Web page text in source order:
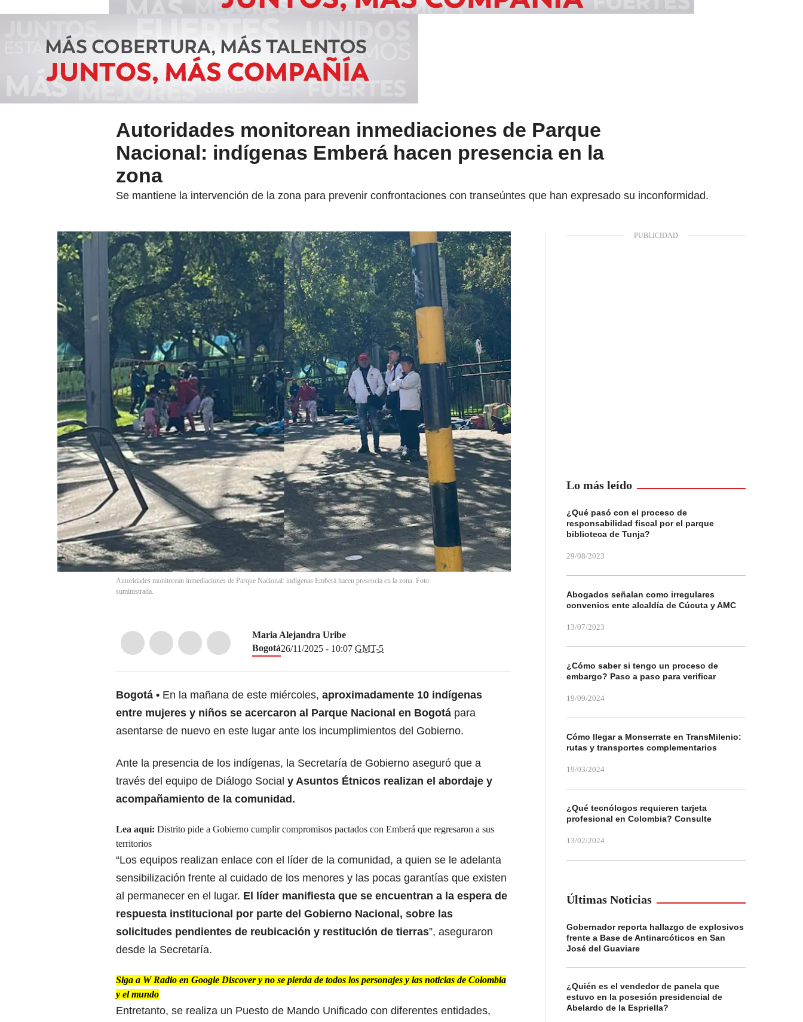
Autoridades monitorean inmediaciones de Parque
Nacional: indígenas Emberá hacen presencia en la
zona
Se mantiene la intervención de la zona para prevenir confrontaciones con transeúntes que han expresado su inconformidad.
Autoridades monitorean inmediaciones de Parque Nacional: indígenas Emberá hacen presencia en la zona. Foto:
suministrada.
Maria Alejandra Uribe
Bogotá26/11/2025 - 10:07 GMT-5
Bogotá En la mañana de este miércoles, aproximadamente 10 indígenas
entre mujeres y niños se acercaron al Parque Nacional en Bogotá para
asentarse de nuevo en este lugar ante los incumplimientos del Gobierno.
Ante la presencia de los indígenas, la Secretaría de Gobierno aseguró que a
través del equipo de Diálogo Social y Asuntos Étnicos realizan el abordaje y
acompañamiento de la comunidad.
Lea aquí: Distrito pide a Gobierno cumplir compromisos pactados con Emberá que regresaron a sus
territorios
“Los equipos realizan enlace con el líder de la comunidad, a quien se le adelanta
sensibilización frente al cuidado de los menores y las pocas garantías que existen
al permanecer en el lugar. El líder manifiesta que se encuentran a la espera de
respuesta institucional por parte del Gobierno Nacional, sobre las
solicitudes pendientes de reubicación y restitución de tierras”, aseguraron
desde la Secretaría.
Siga a W Radio en Google Discover y no se pierda de todos los personajes y las noticias de Colombia
y el mundo
Entretanto, se realiza un Puesto de Mando Unificado con diferentes entidades,
Lo más leído
¿Qué pasó con el proceso de
responsabilidad fiscal por el parque
biblioteca de Tunja?
29/08/2023
Abogados señalan como irregulares
convenios ente alcaldía de Cúcuta y AMC
13/07/2023
¿Cómo saber si tengo un proceso de
embargo? Paso a paso para verificar
19/09/2024
Cómo llegar a Monserrate en TransMilenio:
rutas y transportes complementarios
19/03/2024
¿Qué tecnólogos requieren tarjeta
profesional en Colombia? Consulte
13/02/2024
Últimas Noticias
Gobernador reporta hallazgo de explosivos
frente a Base de Antinarcóticos en San
José del Guaviare
¿Quién es el vendedor de panela que
estuvo en la posesión presidencial de
Abelardo de la Espriella?